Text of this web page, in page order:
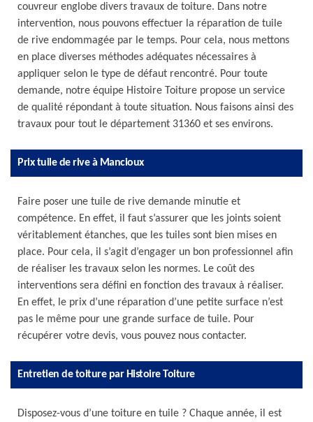
couvreur englobe divers travaux de toiture. Dans notre
intervention, nous pouvons effectuer la réparation de tuile
de rive endommagée par le temps. Pour cela, nous mettons
en place diverses méthodes adéquates nécessaires à
appliquer selon le type de défaut rencontré. Pour toute
demande, notre équipe Histoire Toiture propose un service
de qualité répondant à toute situation. Nous faisons ainsi des
travaux pour tout le département 31360 et ses environs.
Prix tuile de rive à Mancioux
Faire poser une tuile de rive demande minutie et
compétence. En effet, il faut s’assurer que les joints soient
véritablement étanches, que les tuiles sont bien mises en
place. Pour cela, il s’agit d’engager un bon professionnel afin
de réaliser les travaux selon les normes. Le coût des
interventions sera défini en fonction des travaux à réaliser.
En effet, le prix d’une réparation d’une petite surface n’est
pas le même pour une grande surface de tuile. Pour
récupérer votre devis, vous pouvez nous contacter.
Entretien de toiture par Histoire Toiture
Disposez-vous d’une toiture en tuile ? Chaque année, il est